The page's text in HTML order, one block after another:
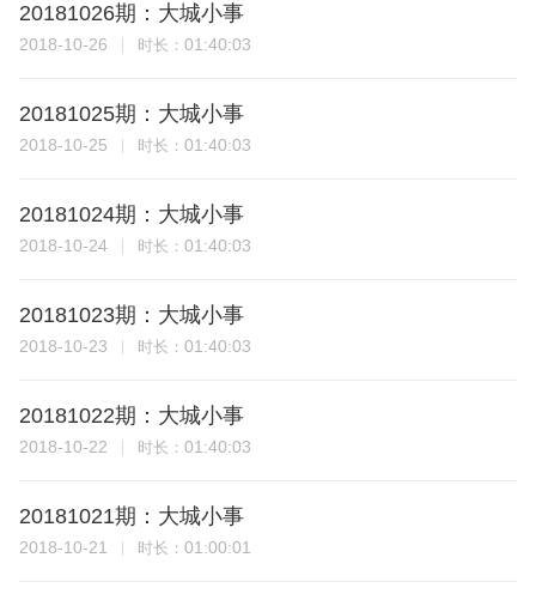
20181026期：大城小事
2018-10-26 时长： 01:40:03
20181025期：大城小事
2018-10-25 时长： 01:40:03
20181024期：大城小事
2018-10-24 时长： 01:40:03
20181023期：大城小事
2018-10-23 时长： 01:40:03
20181022期：大城小事
2018-10-22 时长： 01:40:03
20181021期：大城小事
2018-10-21 时长： 01:00:01